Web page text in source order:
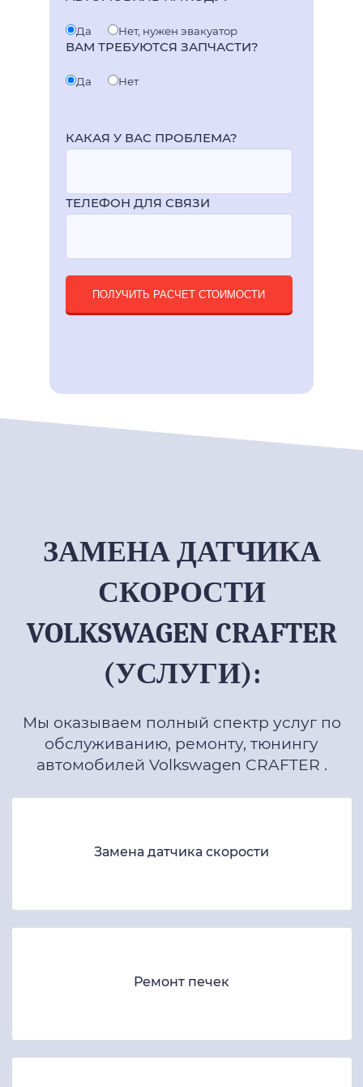
Да Нет, нужен эвакуатор
ВАМ ТРЕБУЮТСЯ ЗАПЧАСТИ?
Да Нет
КАКАЯ У ВАС ПРОБЛЕМА?
ТЕЛЕФОН ДЛЯ СВЯЗИ
ПОЛУЧИТЬ РАСЧЕТ СТОИМОСТИ
ЗАМЕНА ДАТЧИКА
СКОРОСТИ
VOLKSWAGEN CRAFTER
(УСЛУГИ):
Мы оказываем полный спектр услуг по
обслуживанию, ремонту, тюнингу
автомобилей Volkswagen CRAFTER .
Замена датчика скорости
Ремонт печек